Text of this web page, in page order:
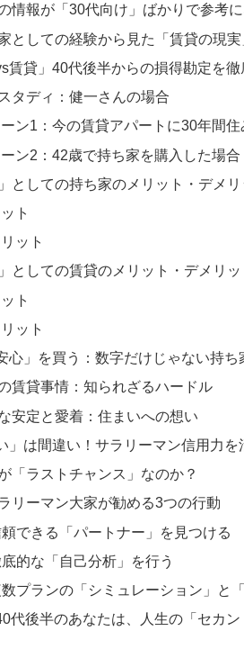
情報が「30代向け」ばかりで参考
としての経験から見た「賃貸の現実
賃貸」40代後半からの損得勘定を徹
タディ：健一さんの場合
ン1：今の賃貸アパートに30年間住
ン2：42歳で持ち家を購入した場合
」としての持ち家のメリット・デメリ
ト
ット
」としての賃貸のメリット・デメリッ
ト
ット
心」を買う：数字だけじゃない持ち
賃貸事情：知られざるハードル
安定と愛着：住まいへの想い
」は間違い！サラリーマン信用力
「ラストチャンス」なのか？
リーマン大家が勧める3つの行動
できる「パートナー」を見つける
的な「自己分析」を行う
プランの「シミュレーション」と「
代後半のあなたは、人生の「セカ